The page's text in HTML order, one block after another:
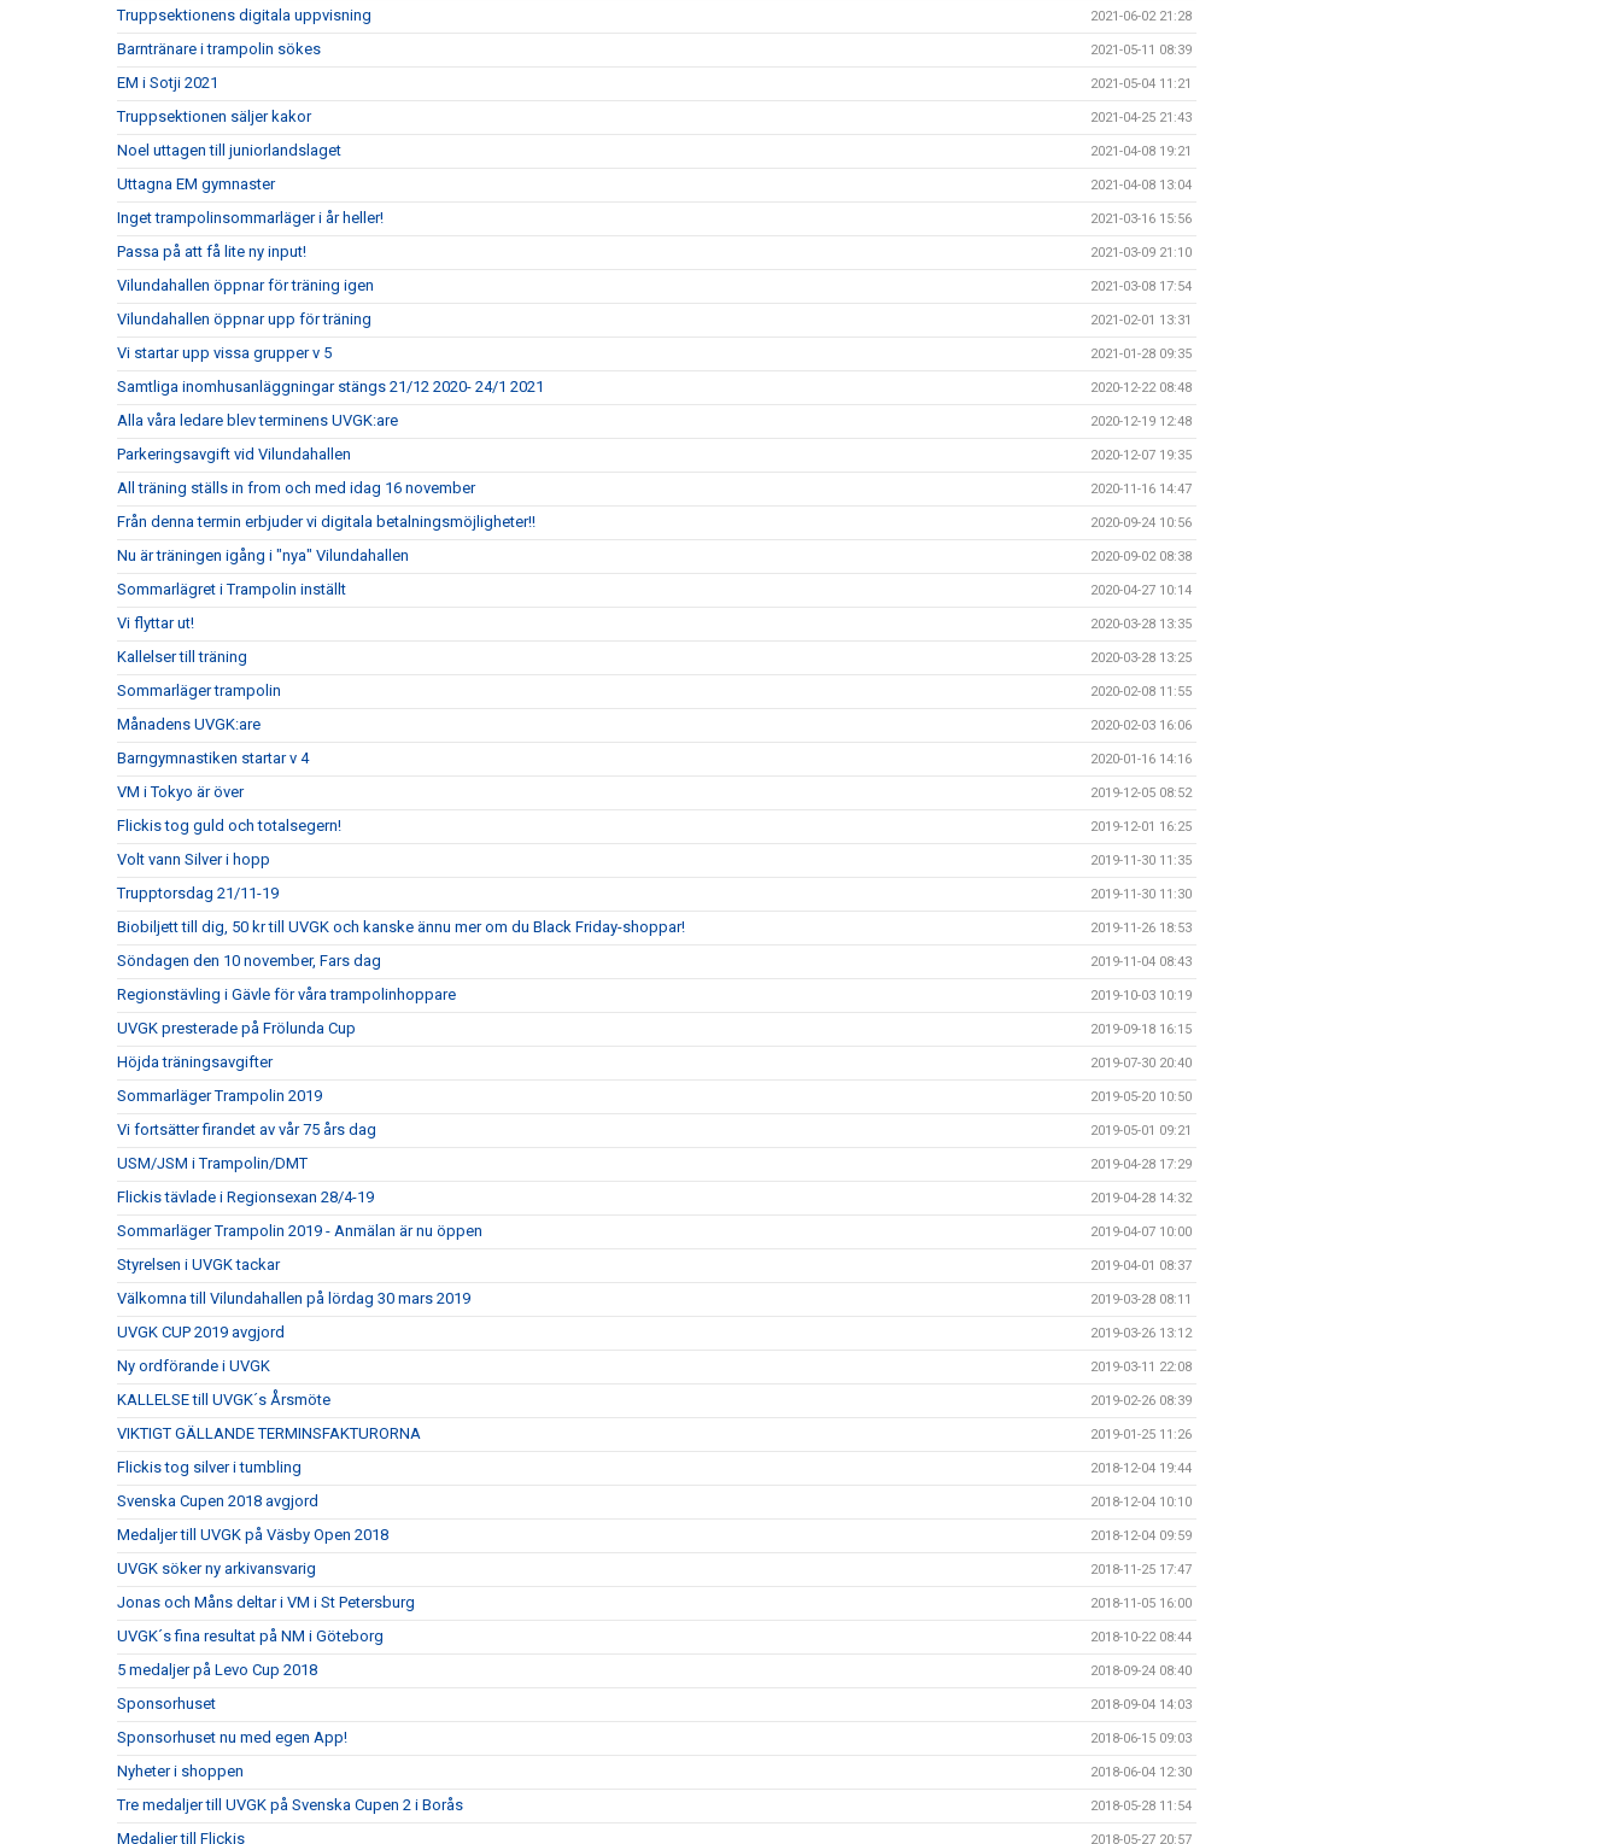
Truppsektionens digitala uppvisning 2021-06-02 21:28
Barntränare i trampolin sökes 2021-05-11 08:39
EM i Sotji 2021 2021-05-04 11:21
Truppsektionen säljer kakor 2021-04-25 21:43
Noel uttagen till juniorlandslaget 2021-04-08 19:21
Uttagna EM gymnaster 2021-04-08 13:04
Inget trampolinsommarläger i år heller! 2021-03-16 15:56
Passa på att få lite ny input! 2021-03-09 21:10
Vilundahallen öppnar för träning igen 2021-03-08 17:54
Vilundahallen öppnar upp för träning 2021-02-01 13:31
Vi startar upp vissa grupper v 5 2021-01-28 09:35
Samtliga inomhusanläggningar stängs 21/12 2020- 24/1 2021 2020-12-22 08:48
Alla våra ledare blev terminens UVGK:are 2020-12-19 12:48
Parkeringsavgift vid Vilundahallen 2020-12-07 19:35
All träning ställs in from och med idag 16 november 2020-11-16 14:47
Från denna termin erbjuder vi digitala betalningsmöjligheter!! 2020-09-24 10:56
Nu är träningen igång i "nya" Vilundahallen 2020-09-02 08:38
Sommarlägret i Trampolin inställt 2020-04-27 10:14
Vi flyttar ut! 2020-03-28 13:35
Kallelser till träning 2020-03-28 13:25
Sommarläger trampolin 2020-02-08 11:55
Månadens UVGK:are 2020-02-03 16:06
Barngymnastiken startar v 4 2020-01-16 14:16
VM i Tokyo är över 2019-12-05 08:52
Flickis tog guld och totalsegern! 2019-12-01 16:25
Volt vann Silver i hopp 2019-11-30 11:35
Trupptorsdag 21/11-19 2019-11-30 11:30
Biobiljett till dig, 50 kr till UVGK och kanske ännu mer om du Black Friday-shoppar! 2019-11-26 18:53
Söndagen den 10 november, Fars dag 2019-11-04 08:43
Regionstävling i Gävle för våra trampolinhoppare 2019-10-03 10:19
UVGK presterade på Frölunda Cup 2019-09-18 16:15
Höjda träningsavgifter 2019-07-30 20:40
Sommarläger Trampolin 2019 2019-05-20 10:50
Vi fortsätter firandet av vår 75 års dag 2019-05-01 09:21
USM/JSM i Trampolin/DMT 2019-04-28 17:29
Flickis tävlade i Regionsexan 28/4-19 2019-04-28 14:32
Sommarläger Trampolin 2019 - Anmälan är nu öppen 2019-04-07 10:00
Styrelsen i UVGK tackar 2019-04-01 08:37
Välkomna till Vilundahallen på lördag 30 mars 2019 2019-03-28 08:11
UVGK CUP 2019 avgjord 2019-03-26 13:12
Ny ordförande i UVGK 2019-03-11 22:08
KALLELSE till UVGK´s Årsmöte 2019-02-26 08:39
VIKTIGT GÄLLANDE TERMINSFAKTURORNA 2019-01-25 11:26
Flickis tog silver i tumbling 2018-12-04 19:44
Svenska Cupen 2018 avgjord 2018-12-04 10:10
Medaljer till UVGK på Väsby Open 2018 2018-12-04 09:59
UVGK söker ny arkivansvarig 2018-11-25 17:47
Jonas och Måns deltar i VM i St Petersburg 2018-11-05 16:00
UVGK´s fina resultat på NM i Göteborg 2018-10-22 08:44
5 medaljer på Levo Cup 2018 2018-09-24 08:40
Sponsorhuset 2018-09-04 14:03
Sponsorhuset nu med egen App! 2018-06-15 09:03
Nyheter i shoppen 2018-06-04 12:30
Tre medaljer till UVGK på Svenska Cupen 2 i Borås 2018-05-28 11:54
Medaljer till Flickis 2018-05-27 20:57